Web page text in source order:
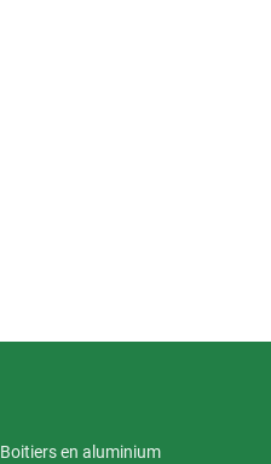
Boitiers en aluminium